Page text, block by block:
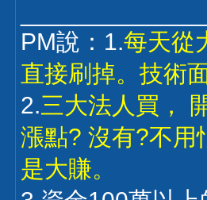
PM說：1.每天從
直接刷掉。技術
2.三大法人買，
漲點? 沒有?不用
是大賺。